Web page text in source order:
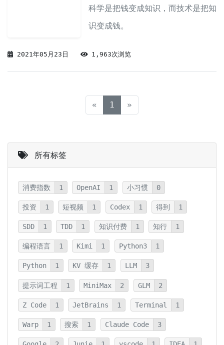
科学是把钱变成知识，而技术是把知
识变成钱。
2021年05月23日 1,963次浏览
« 1 (current)
»
所有标签
消费指数 1 OpenAI 1 小习惯 0
投资 1 短视频 1 Codex 1 得到 1
SDD 1 TDD 1 知识付费 1 知行 1
编程语言 1 Kimi 1 Python3 1
Python 1 KV 缓存 1 LLM 3
提示词工程 1 MiniMax 2 GLM 2
Z Code 1 JetBrains 1 Terminal 1
Warp 1 搜索 1 Claude Code 3